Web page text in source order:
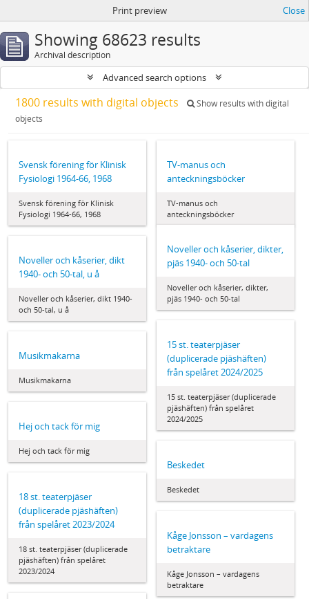
Print preview Close
Showing 68623 results
Archival description
Advanced search options
1800 results with digital objects
Show results with digital
objects
Svensk förening för Klinisk
Fysiologi 1964‐66, 1968
Svensk förening för Klinisk
Fysiologi 1964‐66, 1968
TV-manus och
anteckningsböcker
TV-manus och
anteckningsböcker
Noveller och kåserier, dikter,
pjäs 1940- och 50-tal
Noveller och kåserier, dikter,
pjäs 1940- och 50-tal
Noveller och kåserier, dikt
1940- och 50-tal, u å
Noveller och kåserier, dikt 1940-
och 50-tal, u å
15 st. teaterpjäser
(duplicerade pjäshäften)
från spelåret 2024/2025
15 st. teaterpjäser (duplicerade
pjäshäften) från spelåret
2024/2025
Musikmakarna
Musikmakarna
Hej och tack för mig
Hej och tack för mig
Beskedet
Beskedet
18 st. teaterpjäser
(duplicerade pjäshäften)
från spelåret 2023/2024
18 st. teaterpjäser (duplicerade
pjäshäften) från spelåret
2023/2024
Kåge Jonsson – vardagens
betraktare
Kåge Jonsson – vardagens
betraktare